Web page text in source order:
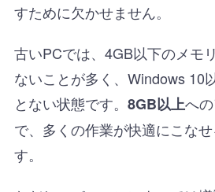
すために欠かせません。
古いPCでは、4GB以下のメモ
ないことが多く、Windows 10
とない状態です。 8GB以上へ
で、多くの作業が快適にこな
す。